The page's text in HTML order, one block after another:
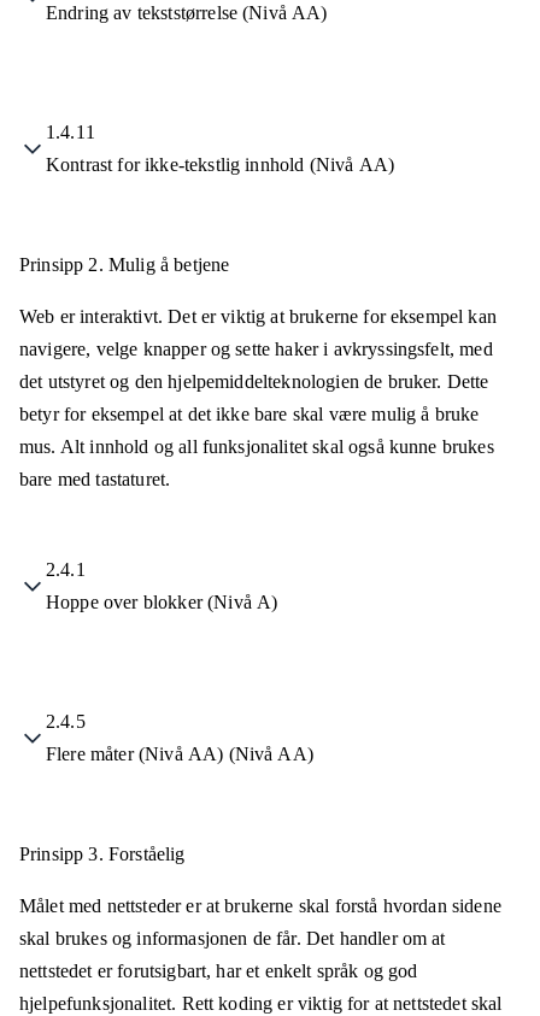
Endring av tekststørrelse (Nivå AA)
1.4.11
Kontrast for ikke-tekstlig innhold (Nivå AA)
Prinsipp 2. Mulig å betjene
Web er interaktivt. Det er viktig at brukerne for eksempel kan
navigere, velge knapper og sette haker i avkryssingsfelt, med
det utstyret og den hjelpemiddelteknologien de bruker. Dette
betyr for eksempel at det ikke bare skal være mulig å bruke
mus. Alt innhold og all funksjonalitet skal også kunne brukes
bare med tastaturet.
2.4.1
Hoppe over blokker (Nivå A)
2.4.5
Flere måter (Nivå AA) (Nivå AA)
Prinsipp 3. Forståelig
Målet med nettsteder er at brukerne skal forstå hvordan sidene
skal brukes og informasjonen de får. Det handler om at
nettstedet er forutsigbart, har et enkelt språk og god
hjelpefunksjonalitet. Rett koding er viktig for at nettstedet skal